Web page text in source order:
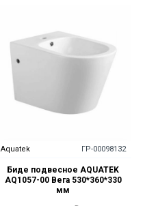
Aquatek ГР-00098132
Биде подвесное AQUATEK
AQ1057-00 Вега 530*360*330
мм